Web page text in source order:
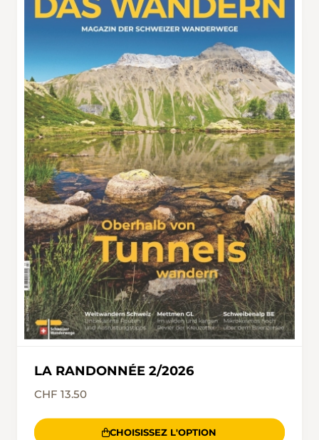
LA RANDONNÉE 2/2026
CHF 13.50
CHOISISSEZ L'OPTION